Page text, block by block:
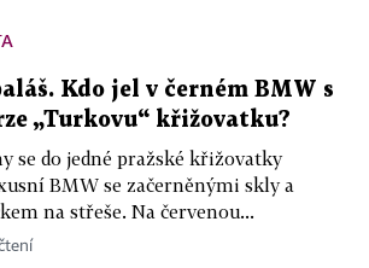
Kdo jel v černém BMW s
„Turkovu“ křižovatku?
se do jedné pražské křižovatky
BMW se začerněnými skly a
na střeše. Na červenou...